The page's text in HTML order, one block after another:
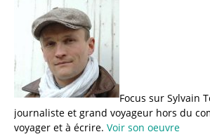
Focus sur Sylvain
journaliste et grand voyageur hors du
voyager et à écrire. Voir son oeuvre